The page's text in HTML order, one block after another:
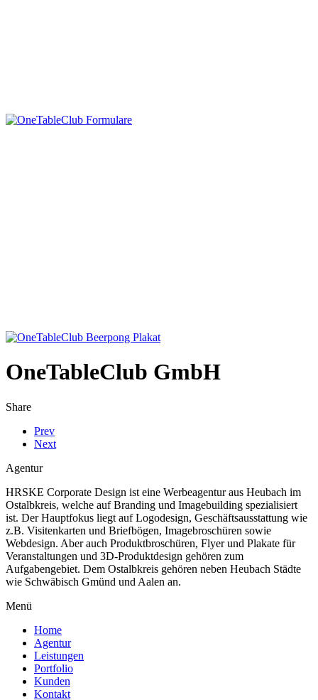
OneTableClub GmbH
Share
Prev
Next
Agentur
HRSKE Corporate Design ist eine Werbeagentur aus Heubach im
Ostalbkreis, welche auf Branding und Imagebuilding spezialisiert
ist. Der Hauptfokus liegt auf Logodesign, Geschäftsausstattung wie
z.B. Visitenkarten und Briefbögen, Imagebroschüren sowie
Webdesign. Aber auch Produktbroschüren, Flyer und Plakate für
Veranstaltungen und 3D-Produktdesign gehören zum
Aufgabengebiet. Dem Ostalbkreis gehören neben Heubach Städte
wie Schwäbisch Gmünd und Aalen an.
Menü
Home
Agentur
Leistungen
Portfolio
Kunden
Kontakt